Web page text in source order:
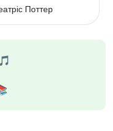
Поттер